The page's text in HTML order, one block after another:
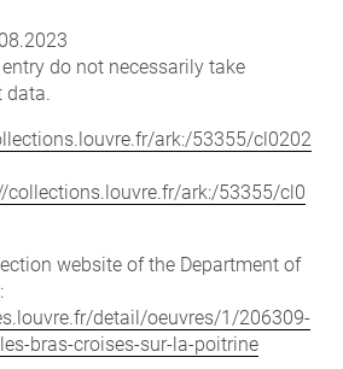
do not necessarily take
data.
ark:/53355/cl0202
collections.louvre.fr/ark:/53355/cl0
website of the Department of
detail/oeuvres/1/206309-
bras-croises-sur-la-poitrine